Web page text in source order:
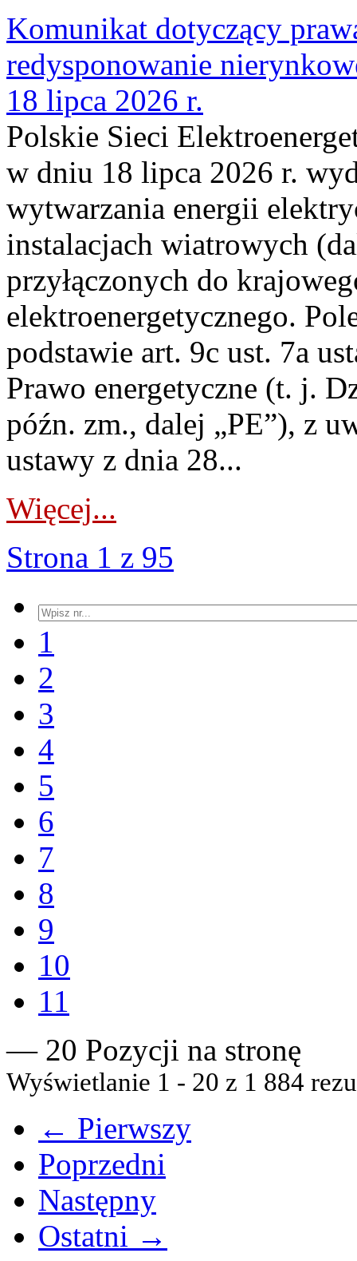
Komunikat dotyczący
redysponowanie
18 lipca 2026 r.
Polskie Sieci
w dniu 18 lipca 2026 r.
wytwarzania energii
instalacjach wiatrowych
przyłączonych do
elektroenergetycznego.
podstawie art. 9c ust. 7a
Prawo energetyczne (t. j.
późn. zm., dalej „PE”), z
ustawy z dnia 28...
Więcej...
Strona 1 z 95
1
2
3
4
5
6
7
8
9
10
11
— 20 Pozycji na stronę
Wyświetlanie 1 - 20 z 1 884
← Pierwszy
Poprzedni
Następny
Ostatni →